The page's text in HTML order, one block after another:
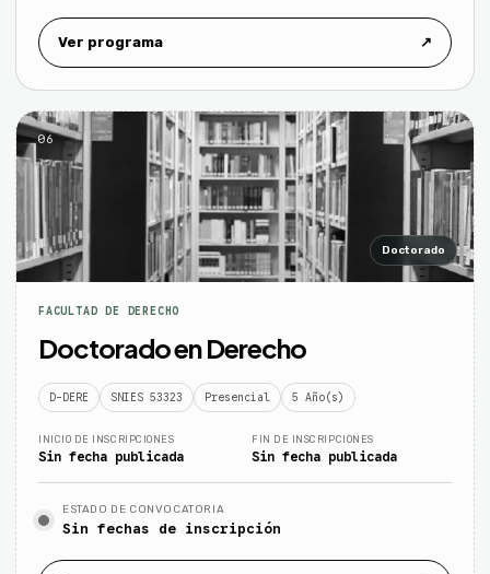
Ver programa ↗
06
Doctorado
FACULTAD DE DERECHO
Doctorado en Derecho
D-DERE SNIES 53323 Presencial 5 Año(s)
INICIO DE INSCRIPCIONES
Sin fecha publicada
FIN DE INSCRIPCIONES
Sin fecha publicada
ESTADO DE CONVOCATORIA
Sin fechas de inscripción